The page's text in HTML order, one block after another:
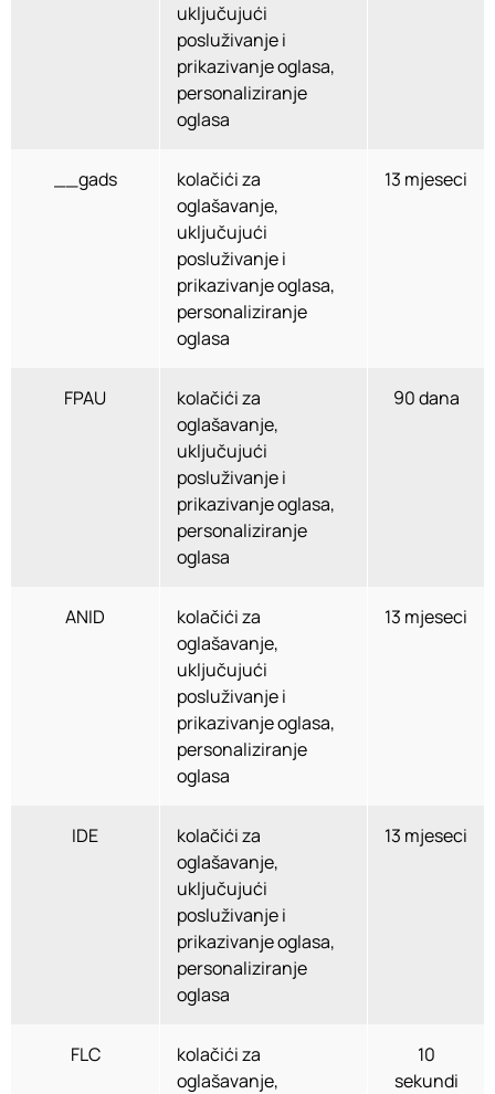
uključujući
posluživanje i
prikazivanje oglasa,
personaliziranje
oglasa
__gads
kolačići za
oglašavanje,
uključujući
posluživanje i
prikazivanje oglasa,
personaliziranje
oglasa
13 mjeseci
FPAU
kolačići za
oglašavanje,
uključujući
posluživanje i
prikazivanje oglasa,
personaliziranje
oglasa
90 dana
ANID
kolačići za
oglašavanje,
uključujući
posluživanje i
prikazivanje oglasa,
personaliziranje
oglasa
13 mjeseci
IDE
kolačići za
oglašavanje,
uključujući
posluživanje i
prikazivanje oglasa,
personaliziranje
oglasa
13 mjeseci
FLC
kolačići za
oglašavanje,
10
sekundi